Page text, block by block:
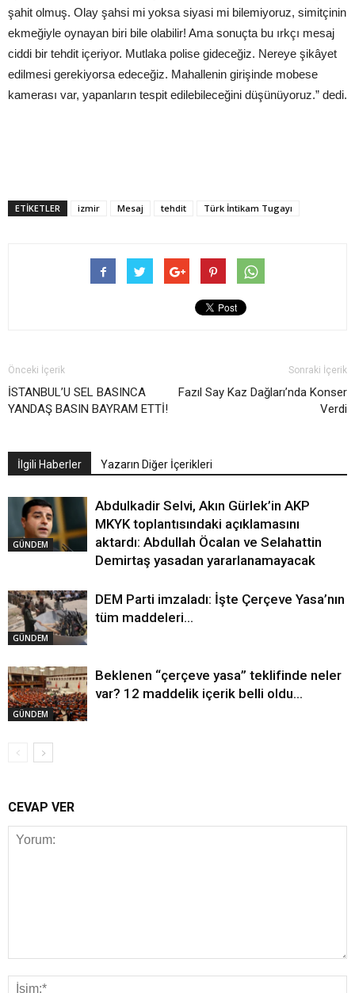
şahit olmuş. Olay şahsi mi yoksa siyasi mi bilemiyoruz, simitçinin
ekmeğiyle oynayan biri bile olabilir! Ama sonuçta bu ırkçı mesaj
ciddi bir tehdit içeriyor. Mutlaka polise gideceğiz. Nereye şikâyet
edilmesi gerekiyorsa edeceğiz. Mahallenin girişinde mobese
kamerası var, yapanların tespit edilebileceğini düşünüyoruz.” dedi.
ETIKETLER izmir Mesaj tehdit Türk İntikam Tugayı
Önceki İçerik
İSTANBUL’U SEL BASINCA
YANDAŞ BASIN BAYRAM ETTİ!
Sonraki İçerik
Fazıl Say Kaz Dağları’nda Konser
Verdi
İlgili Haberler Yazarın Diğer İçerikleri
GÜNDEM
Abdulkadir Selvi, Akın Gürlek’in AKP
MKYK toplantısındaki açıklamasını
aktardı: Abdullah Öcalan ve Selahattin
Demirtaş yasadan yararlanamayacak
GÜNDEM
DEM Parti imzaladı: İşte Çerçeve Yasa’nın
tüm maddeleri…
GÜNDEM
Beklenen “çerçeve yasa” teklifinde neler
var? 12 maddelik içerik belli oldu…
CEVAP VER